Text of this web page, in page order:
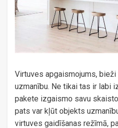
Virtuves apgaismojums,
uzmanību. Ne tikai tas ir labi
pakete izgaismo savu
pats var kļūt objekts
virtuves gaidīšanas režīmā,